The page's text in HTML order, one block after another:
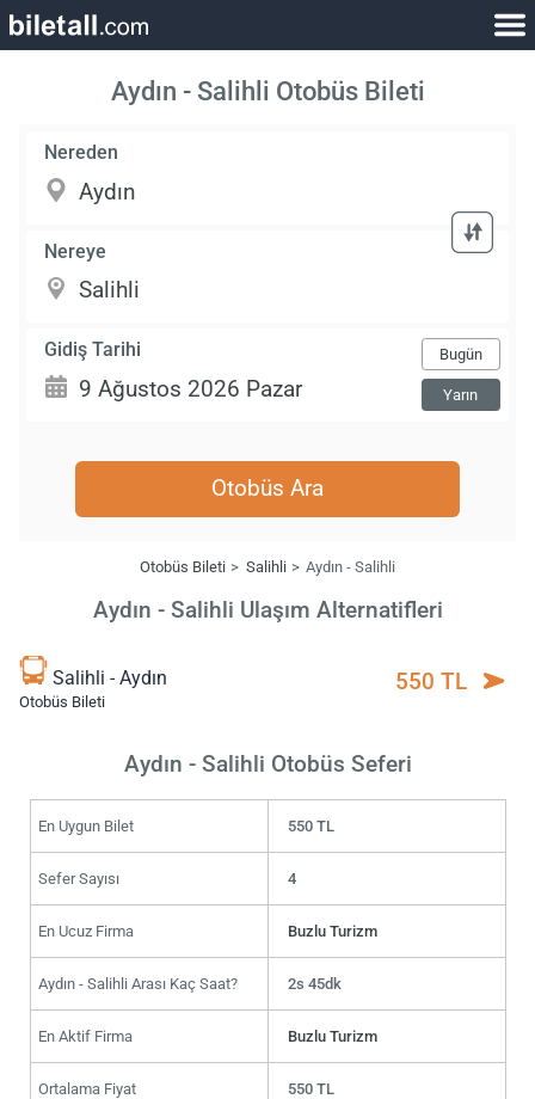
Aydın - Salihli Otobüs Bileti
Nereden
Nereye
Gidiş Tarihi Bugün
Yarın
Otobüs Ara
Otobüs Bileti Salihli Aydın - Salihli
Aydın - Salihli Ulaşım Alternatifleri
Salihli - Aydın
Otobüs Bileti
550 TL
Aydın - Salihli Otobüs Seferi
En Uygun Bilet 550 TL
Sefer Sayısı 4
En Ucuz Firma Buzlu Turizm
Aydın - Salihli Arası Kaç Saat? 2s 45dk
En Aktif Firma Buzlu Turizm
Ortalama Fiyat 550 TL